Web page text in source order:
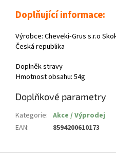
Doplňující informace:
Výrobce: Cheveki-Grus s.r.o
Česká republika
Doplněk stravy
Hmotnost obsahu: 54g
Doplňkové parametry
Kategorie: Akce / Výprodej
EAN: 8594200610173